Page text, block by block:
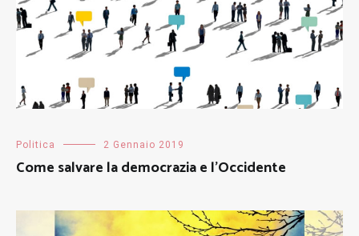
Politica 2 Gennaio 2019
Come salvare la democrazia e l’Occidente